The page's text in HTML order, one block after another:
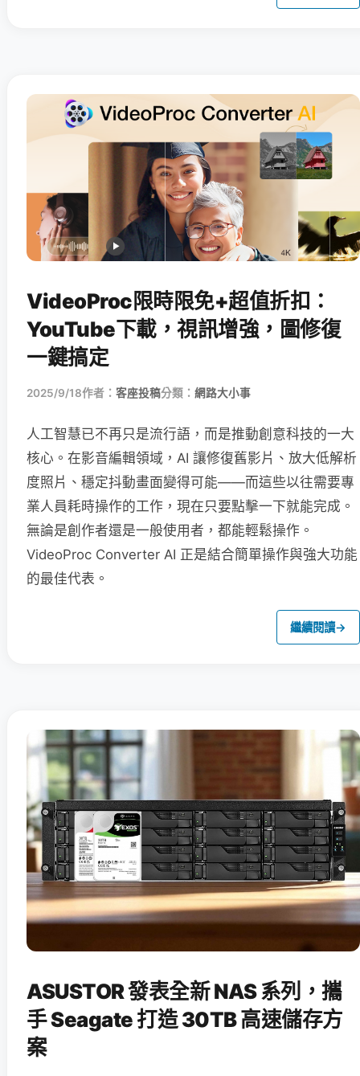
VideoProc限時限免+超值折扣：
YouTube下載，視訊增強，圖修復
一鍵搞定
2025/9/18作者： 客座投稿分類： 網路大小事
人工智慧已不再只是流行語，而是推動創意科技的一大
核心。在影音編輯領域，AI 讓修復舊影片、放大低解析
度照片、穩定抖動畫面變得可能——而這些以往需要專
業人員耗時操作的工作，現在只要點擊一下就能完成。
無論是創作者還是一般使用者，都能輕鬆操作。
VideoProc Converter AI 正是結合簡單操作與強大功能
的最佳代表。
繼續閱讀→
ASUSTOR 發表全新 NAS 系列，攜
手 Seagate 打造 30TB 高速儲存方
案